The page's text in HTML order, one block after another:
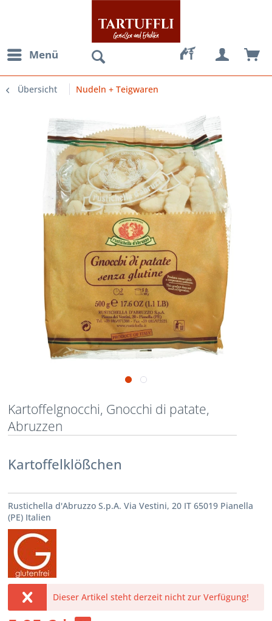
Menü
Übersicht Nudeln + Teigwaren
Kartoffelgnocchi, Gnocchi di patate,
Abruzzen
Kartoffelklößchen
Rustichella d'Abruzzo S.p.A. Via Vestini, 20 IT 65019 Pianella
(PE) Italien
Dieser Artikel steht derzeit nicht zur Verfügung!